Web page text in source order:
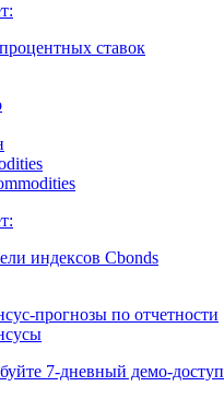
ставок
индексов Cbonds
прогнозы по отчетности
7-дневный демо-доступ